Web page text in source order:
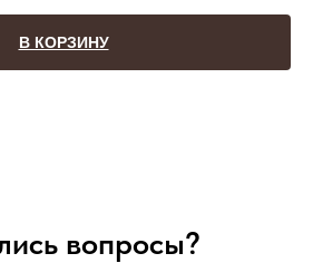
В КОРЗИНУ
вопросы?